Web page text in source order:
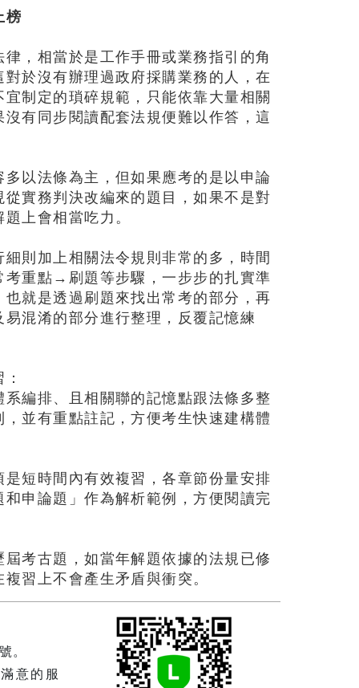
榜
，相當於是工作手冊或業務指引的角
於沒有辦理過政府採購業務的人，在
制定的瑣碎規範，只能依靠大量相關
有同步閱讀配套法規便難以作答，這
以法條為主，但如果應考的是以申論
實務判決改編來的題目，如果不是對
上會相當吃力。
則加上相關法令規則非常的多，時間
重點→刷題等步驟，一步步的扎實準
就是透過刷題來找出常考的部分，再
混淆的部分進行整理，反覆記憶練
編排、且相關聯的記憶點跟法條多整
並有重點註記，方便考生快速建構體
短時間內有效複習，各章節份量安排
申論題」作為解析範例，方便閱讀完
考古題，如當年解題依據的法規已修
習上不會產生矛盾與衝突。
。
意的服